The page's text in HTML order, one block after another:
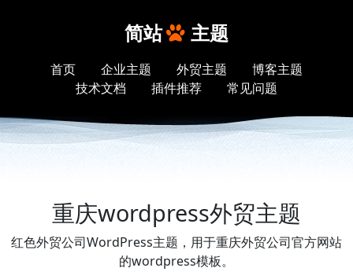
简站 主题
首页 企业主题 外贸主题
博客主题
技术文档
插件推荐 常见问题
重庆wordpress外贸主题
红色外贸公司WordPress主题，用于重庆外贸公司官方网站
的wordpress模板。